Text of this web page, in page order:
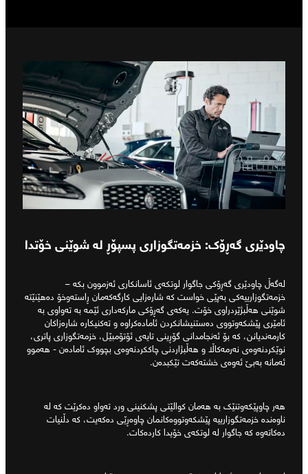
چاودێری گەڕۆک: خزمەتگوزاری پسپۆڕ لە شوێنی خۆتدا
لەگەڵ چاودێری گەڕۆکی جاگوار لوتکەی ئاسانکاری ئەزموون بکە –
خزمەتگوزارییەکی بەپێی خواست کە شارەزایی کارگەکەمان ڕاستەوخۆ دەهێنێتە
شوێنی هەڵبژێردراوی خۆت. یەکەی گەڕۆکی مارکەداری ئێمە بە تەواوی بە
ئامێری پێشکەوتووی دەستنیشانکردن ئامادەکراوە و تەکنیکارە شارەزاکان
کارمەندیانن، کە بۆ ئەنجامدانی گۆڕینی تایەی ئۆتۆمبێل، خزمەتگوزاری پاتری،
نوێکردنەوەی نەرمەکاڵا و هەڵبژاردنی چاککردنەوەی بچووک ئامادەن - هەموو
ئەمانە بەبێ ئەوەی خشتەکەت تێکبدەن.
هەر چاوپێکەوتنێک بە هەمان کوالێتی پشکنینی ورد تەواو دەکرێت کە لە
ناوەندە خزمەتگوزارییە پێشکەوتووەکانمان چاوەڕێی دەکەیت، کە دڵنیات
دەکاتەوە کە جاگوار لە لوتکەی خۆیدا کاردەکات.